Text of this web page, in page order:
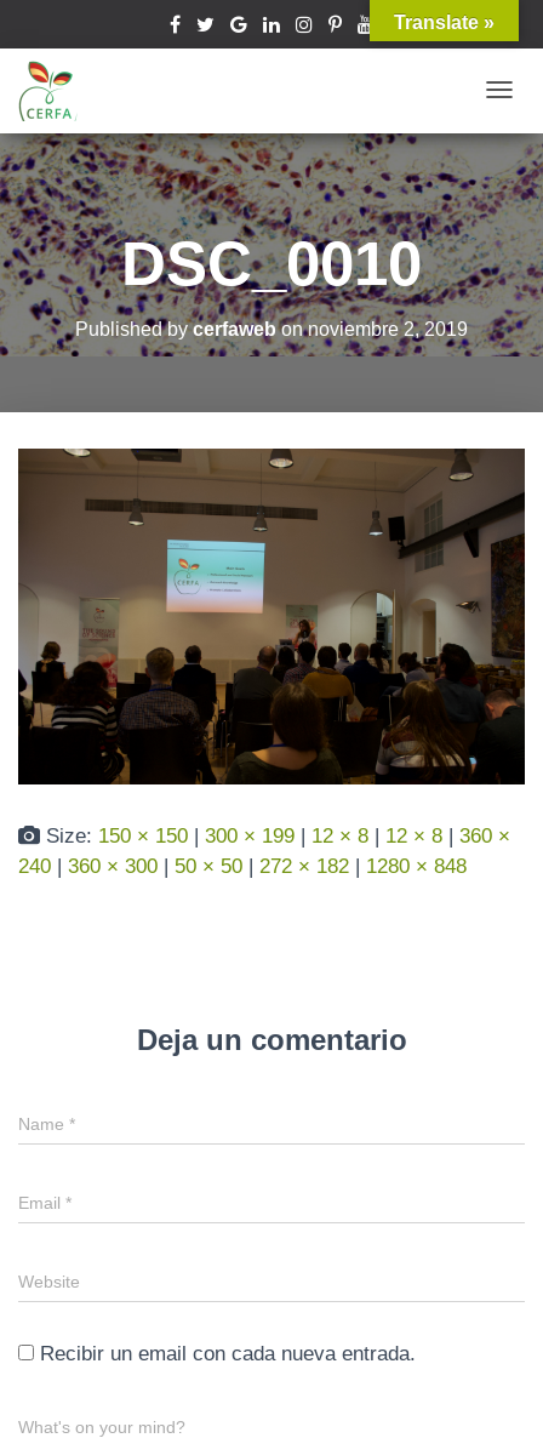
O
G
G
L
E
A
V
G
A
I
O
N
DSC_0010
Published bycerfawebonnoviembre 2, 2019
Size: 150 × 150 | 300 × 199 | 12 × 8 | 12 × 8 | 360 ×
240 | 360 × 300 | 50 × 50 | 272 × 182 | 1280 × 848
Deja un comentario
Name *
Email *
Website
Recibir un email con cada nueva entrada.
What's on your mind?
Translate »